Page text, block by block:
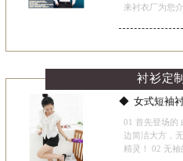
来衬衣厂为您
标准，选取衬
衬衫定
女式短袖
01 首先登场的
边简洁大方，
精灵！ 02 无